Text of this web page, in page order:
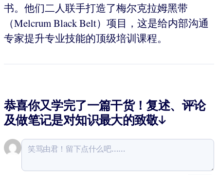
书。他们二人联手打造了梅尔克拉姆黑带
（Melcrum Black Belt）项目，这是给内部沟通
专家提升专业技能的顶级培训课程。
恭喜你又学完了一篇干货！复述、评论
及做笔记是对知识最大的致敬↓